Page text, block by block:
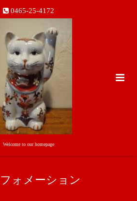
0465-25-4172
Welcome to our homepage
ォメーション